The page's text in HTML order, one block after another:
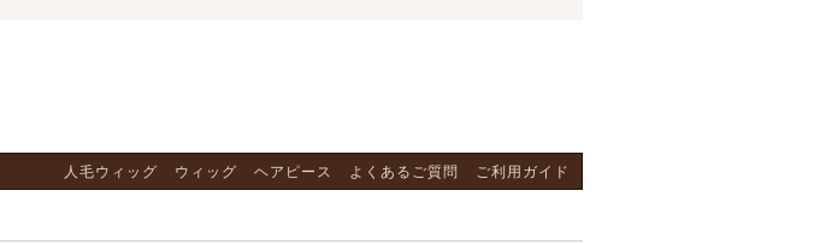
人毛ウィッグ ウィッグ ヘアピース よくあるご質問 ご利用ガイド